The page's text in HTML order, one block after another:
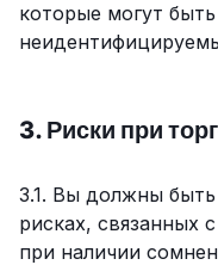
которые могут
3. Риски при
3.1. Вы должны
рисках, связанных
при наличии